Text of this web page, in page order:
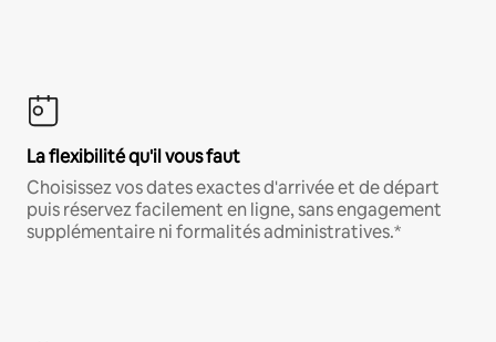
La flexibilité qu'il vous faut
Choisissez vos dates exactes d'arrivée et de départ
puis réservez facilement en ligne, sans engagement
supplémentaire ni formalités administratives.*